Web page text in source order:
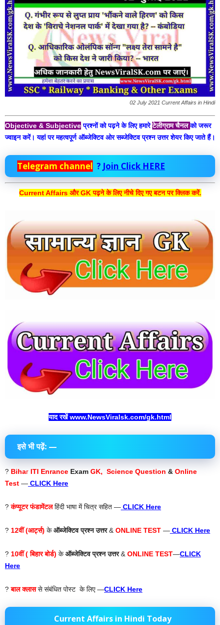
02 July 2021 Current Affairs in Hindi
Objective & Subjectiveप्रश्नों को पढ़ने के लिए हमारेटेलीग्राम चैनलको जरूर
ज्वाइन करें। यहां पर महत्वपूर्ण ऑब्जेक्टिव ओर सब्जेक्टिव प्रश्न उत्तर शेयर किए जाते हैं।
Telegram channel ? Join Click HERE
Current Affairs और GK पढ़ने के लिए नीचे दिए गए बटन पर क्लिक करें.
याद रखें www.NewsViralsk.com/gk.html
इसे भी पढ़ें: —
? Bihar ITI Enrance Exam GK, Science Question & Online
Test — CLICK Here
?कंप्यूटर फंडामेंटलहिंदी भाषा में चित्र सहित — CLICK Here
? 12वीं (आर्ट्स) केऑब्जेक्टिव प्रश्न उत्तर& ONLINE TEST — CLICK Here
? 10वीं ( बिहार बोर्ड) केऑब्जेक्टिव प्रश्न उत्तर& ONLINE TEST—CLICK
Here
?बाल क्लाससे संबंधित पोस्ट के लिए —CLICK Here
Current Affairs in Hindi Today